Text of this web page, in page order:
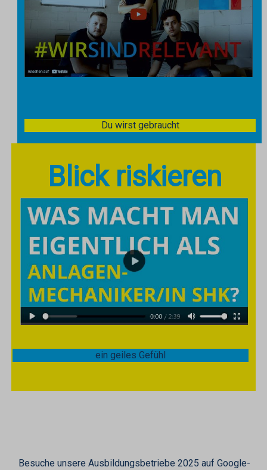
Du wirst gebraucht
Blick riskieren
ein geiles Gefühl
Besuche unsere Ausbildungsbetriebe 2025 auf Google-